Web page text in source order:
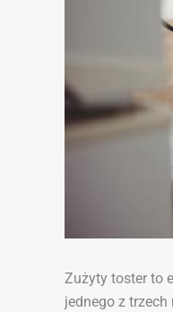
Zużyty toster to
jednego z